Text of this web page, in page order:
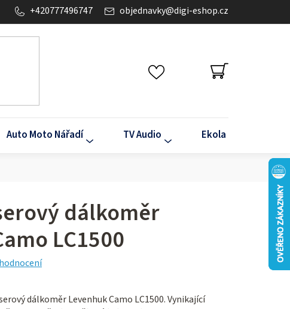
objednavky@digi-eshop.cz
+420777496747
NÁKUPNÍ
KOŠÍK
Auto Moto Nářadí TV Audio Ekola
dálkoměr
LC1500
dálkoměr Levenhuk Camo LC1500. Vynikající